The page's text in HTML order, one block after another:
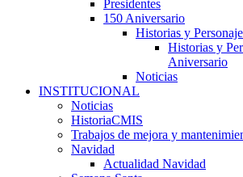
Presidentes
150 Aniversario
Historias y
Historias y
Aniversario
Noticias
INSTITUCIONAL
Noticias
HistoriaCMIS
Trabajos de mejora y
Navidad
Actualidad Navidad